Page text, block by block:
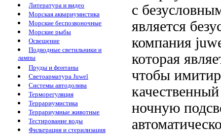
Литература и видео
Морская аквариумистика
Морские беспозвоночные
Морские рыбы
Освещение
Подводные светильники и
лампы
Пруды и фонтаны
Светоарматура Juwel
Системы автодолива
Терморегуляция
Террариумистика
Террариумные животные
Тестирование воды
Фильтрация и стерилизация
с
является
компания
которая
чтобы
качественный
ночную